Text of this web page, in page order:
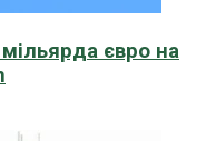
євро на